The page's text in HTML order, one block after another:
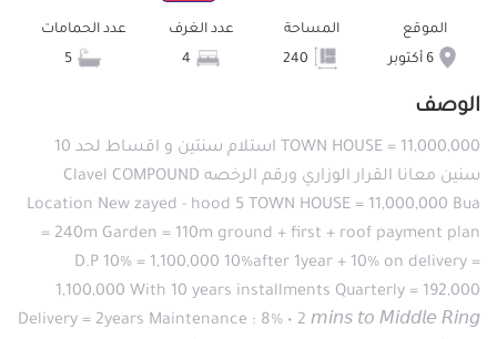
الموقع
6 أكتوبر
المساحة
عدد الغرف
4
عدد الحمامات
5
الوصف
TOWN HOUSE = 11,000,000 استلام سنتين و اقساط لحد 10
سنين معانا القرار الوزاري ورقم الرخصه Clavel COMPOUND
Location New zayed - hood 5 TOWN HOUSE = 11,000,000 Bua
= 240m Garden = 110m ground + first + roof payment plan
D.P 10% = 1,100,000 10%after 1year + 10% on delivery =
1,100,000 With 10 years installments Quarterly = 192,000
Delivery = 2years Maintenance : 8% • 2 𝘮𝘪𝘯𝘴 𝘵𝘰 𝘔𝘪𝘥𝘥𝘭𝘦 𝘙𝘪𝘯𝘨